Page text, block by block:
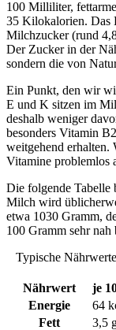
100 Milliliter,
35 Kilokalorien. Das
Milchzucker (rund
Der Zucker in der
sondern die von
Ein Punkt, den wir
E und K sitzen im
deshalb weniger
besonders Vitamin
weitgehend erhalten.
Vitamine problemlos
Die folgende Tabelle
Milch wird
etwa 1030 Gramm,
100 Gramm sehr nah
Typische
Nährwert
je
Energie
64
Fett
3,5